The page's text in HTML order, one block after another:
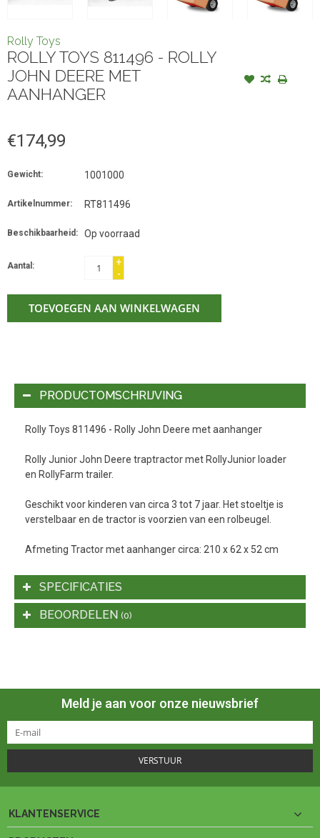
Rolly Toys
ROLLY TOYS 811496 - ROLLY
JOHN DEERE MET
AANHANGER
€174,99
Gewicht: 1001000
Artikelnummer: RT811496
Beschikbaarheid: Op voorraad
Aantal:
+
-
TOEVOEGEN AAN WINKELWAGEN
PRODUCTOMSCHRIJVING
Rolly Toys 811496 - Rolly John Deere met aanhanger
Rolly Junior John Deere traptractor met RollyJunior loader
en RollyFarm trailer.
Geschikt voor kinderen van circa 3 tot 7 jaar. Het stoeltje is
verstelbaar en de tractor is voorzien van een rolbeugel.
Afmeting Tractor met aanhanger circa: 210 x 62 x 52 cm
SPECIFICATIES
BEOORDELEN (0)
Meld je aan voor onze nieuwsbrief
VERSTUUR
KLANTENSERVICE